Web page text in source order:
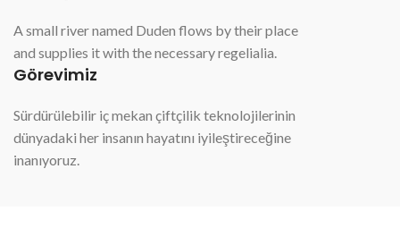
A small river named Duden flows by their place
and supplies it with the necessary regelialia.
Görevimiz
Sürdürülebilir iç mekan çiftçilik teknolojilerinin
dünyadaki her insanın hayatını iyileştireceğine
inanıyoruz.